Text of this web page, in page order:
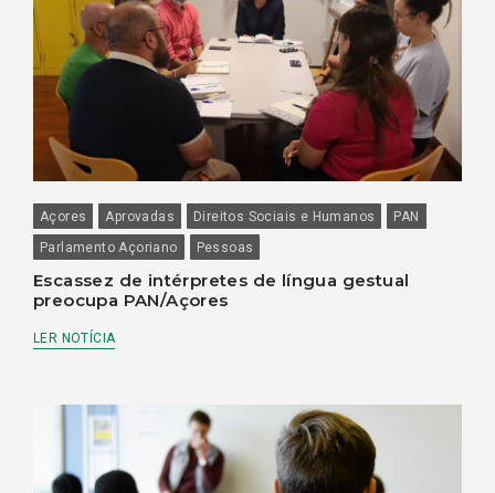
Açores Aprovadas Direitos Sociais e Humanos
PAN
Parlamento Açoriano
Pessoas
Escassez de intérpretes de língua gestual
preocupa PAN/Açores
LER NOTÍCIA